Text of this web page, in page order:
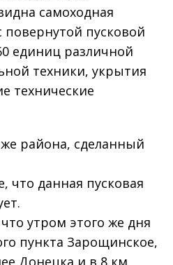
самоходная
повернутой пусковой
единиц различной
техники, укрытия
технические
района, сделанный
что данная пусковая
утром этого же дня
пункта Зарощинское,
Донецка и в 8 км